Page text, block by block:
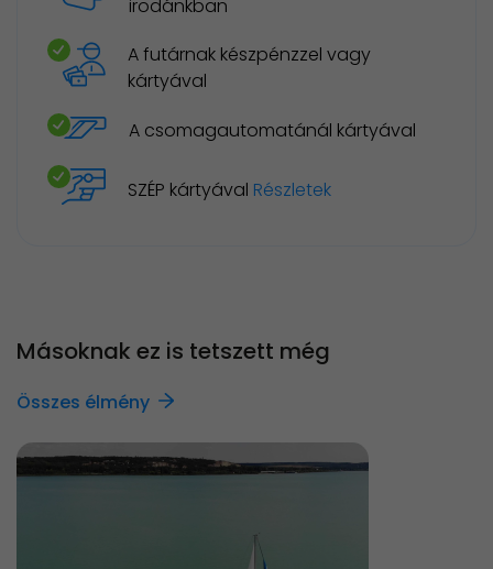
irodánkban
A futárnak készpénzzel vagy
kártyával
A csomagautomatánál kártyával
SZÉP kártyával Részletek
Másoknak ez is tetszett még
Összes élmény